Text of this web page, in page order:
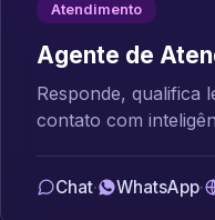
Atendimento
Agente de
Responde, qualifica
contato com
Chat· WhatsApp·